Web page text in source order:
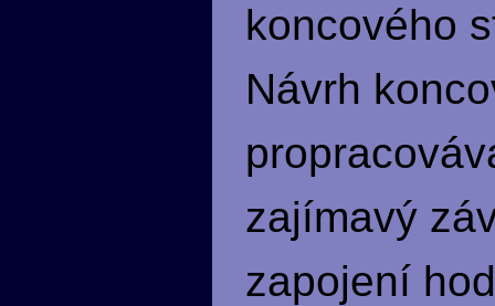
koncového
Návrh
zajímavý
zapojení